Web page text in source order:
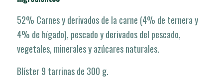
52% Carnes y derivados de la carne (4% de ternera y
4% de hígado), pescado y derivados del pescado,
vegetales, minerales y azúcares naturales.
Blíster 9 tarrinas de 300 g.